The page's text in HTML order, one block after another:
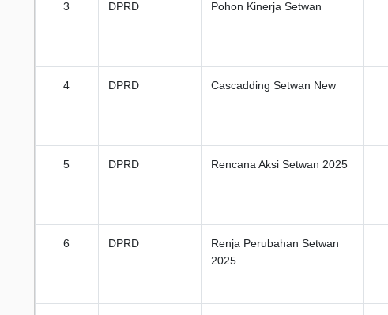
3 DPRD Pohon Kinerja Setwan
4 DPRD Cascadding Setwan New
5 DPRD Rencana Aksi Setwan 2025
6 DPRD
Renja Perubahan Setwan
2025